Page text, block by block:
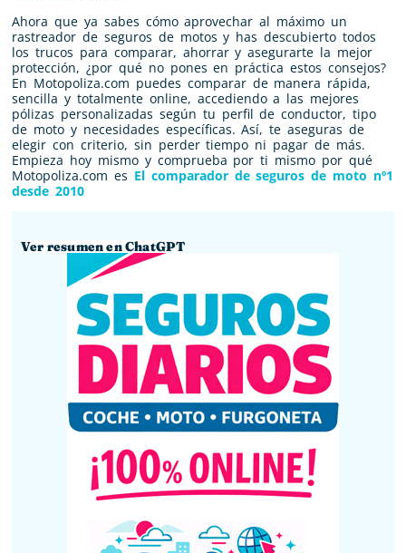
Ahora que ya sabes cómo aprovechar al máximo un
rastreador de seguros de motos y has descubierto todos
los trucos para comparar, ahorrar y asegurarte la mejor
protección, ¿por qué no pones en práctica estos consejos?
En Motopoliza.com puedes comparar de manera rápida,
sencilla y totalmente online, accediendo a las mejores
pólizas personalizadas según tu perfil de conductor, tipo
de moto y necesidades específicas. Así, te aseguras de
elegir con criterio, sin perder tiempo ni pagar de más.
Empieza hoy mismo y comprueba por ti mismo por qué
Motopoliza.com es El comparador de seguros de moto nº1
desde 2010
Ver resumen en ChatGPT